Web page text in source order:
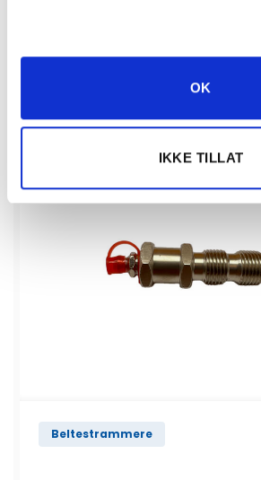
OK
IKKE TILLAT
KJØP
Vis detaljert info
Beltestrammere